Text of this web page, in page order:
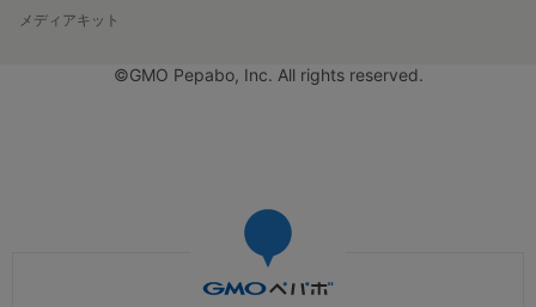
メディアキット
©GMO Pepabo, Inc. All rights reserved.